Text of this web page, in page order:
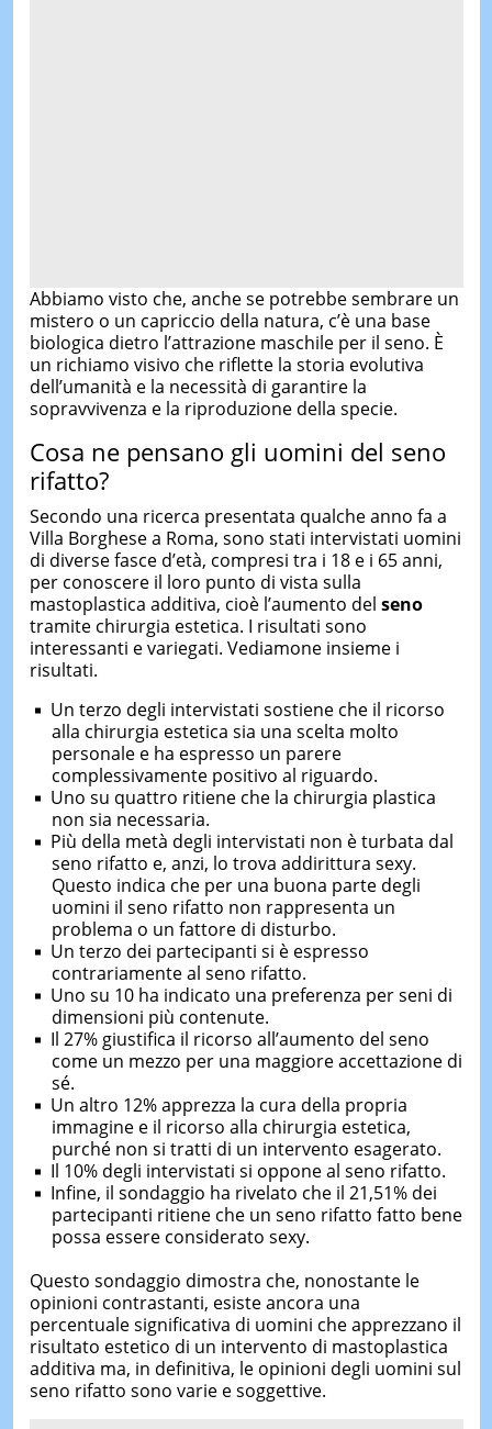
Abbiamo visto che, anche se potrebbe sembrare un
mistero o un capriccio della natura, c’è una base
biologica dietro l’attrazione maschile per il seno. È
un richiamo visivo che riflette la storia evolutiva
dell’umanità e la necessità di garantire la
sopravvivenza e la riproduzione della specie.
Cosa ne pensano gli uomini del seno
rifatto?
Secondo una ricerca presentata qualche anno fa a
Villa Borghese a Roma, sono stati intervistati uomini
di diverse fasce d’età, compresi tra i 18 e i 65 anni,
per conoscere il loro punto di vista sulla
mastoplastica additiva, cioè l’aumento del seno
tramite chirurgia estetica. I risultati sono
interessanti e variegati. Vediamone insieme i
risultati.
Un terzo degli intervistati sostiene che il ricorso
alla chirurgia estetica sia una scelta molto
personale e ha espresso un parere
complessivamente positivo al riguardo.
Uno su quattro ritiene che la chirurgia plastica
non sia necessaria.
Più della metà degli intervistati non è turbata dal
seno rifatto e, anzi, lo trova addirittura sexy.
Questo indica che per una buona parte degli
uomini il seno rifatto non rappresenta un
problema o un fattore di disturbo.
Un terzo dei partecipanti si è espresso
contrariamente al seno rifatto.
Uno su 10 ha indicato una preferenza per seni di
dimensioni più contenute.
Il 27% giustifica il ricorso all’aumento del seno
come un mezzo per una maggiore accettazione di
sé.
Un altro 12% apprezza la cura della propria
immagine e il ricorso alla chirurgia estetica,
purché non si tratti di un intervento esagerato.
Il 10% degli intervistati si oppone al seno rifatto.
Infine, il sondaggio ha rivelato che il 21,51% dei
partecipanti ritiene che un seno rifatto fatto bene
possa essere considerato sexy.
Questo sondaggio dimostra che, nonostante le
opinioni contrastanti, esiste ancora una
percentuale significativa di uomini che apprezzano il
risultato estetico di un intervento di mastoplastica
additiva ma, in definitiva, le opinioni degli uomini sul
seno rifatto sono varie e soggettive.